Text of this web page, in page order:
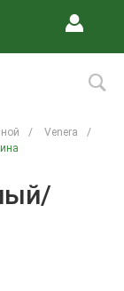
/ Venera
/